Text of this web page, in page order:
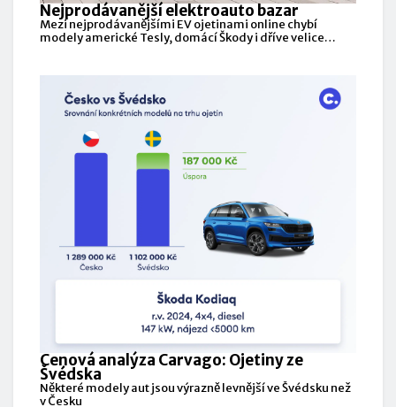
Nejprodávanější elektroauto bazar
Mezi nejprodávanějšími EV ojetinami online chybí
modely americké Tesly, domácí Škody i dříve velice
Cenová analýza Carvago: Ojetiny ze
Švédska
Některé modely aut jsou výrazně levnější ve Švédsku než
v Česku